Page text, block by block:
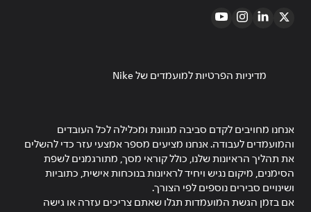
מדיניות הפרטיות למועמדים של Nike
אנחנו מחויבים לקדם סביבה מגוונת ומכלילה לכל העובדים
והמועמדים לעבודה. אנחנו מציעים מספר אמצעי עזר כדי להשלים
את תהליך הראיונות שלנו, כולל קוראי מסך, מתורגמנים לשפת
הסימנים, מיקום נגיש ויחיד לראיונות בנוכחות אישית, כתוביות
ושינויים סבירים נוספים לפי הצורך.
אם בזמן הגשת המועמדות תגלו שאתם צריכים עזרה או גישה